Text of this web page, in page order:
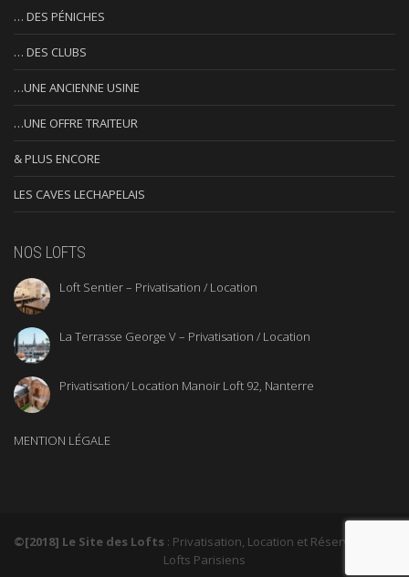
… DES PÉNICHES
… DES CLUBS
…UNE ANCIENNE USINE
…UNE OFFRE TRAITEUR
& PLUS ENCORE
LES CAVES LECHAPELAIS
NOS LOFTS
Loft Sentier – Privatisation / Location
La Terrasse George V – Privatisation / Location
Privatisation/ Location Manoir Loft 92, Nanterre
MENTION LÉGALE
©[2018] Le Site des Lofts : Privatisation, Location et Réservation de
Lofts Parisiens